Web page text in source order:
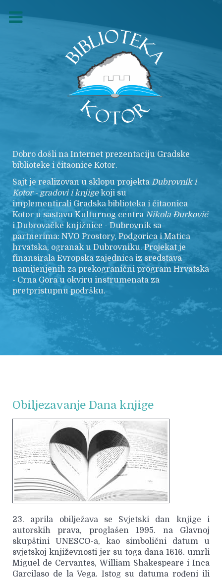
Dobro došli na Internet prezentaciju Gradske
biblioteke i čitaonice Kotor.
Sajt je realizovan u sklopu projekta Dubrovnik i
Kotor - gradovi i knjigekoji su
implementirali Gradska biblioteka i čitaonica
Kotor u sastavu Kulturnog centra Nikola Đurković
i Dubrovačke knjižnice - Dubrovnik sa
partnerima: NVO Prostory, Podgorica i Matica
hrvatska, ogranak u Dubrovniku. Projekat je
finansirala Evropska zajednica iz sredstava
namijenjenih za prekogranični program Hrvatska
- Crna Gora u okviru instrumenata za
pretpristupnu podršku.
Obiljezavanje Dana knjige
23. aprila obilježava se Svjetski dan knjige i
autorskih prava, proglašen 1995. na Glavnoj
skupštini UNESCO-a, kao simbolični datum u
svjetskoj književnosti jer su toga dana 1616. umrli
Miguel de Cervantes, William Shakespeare i Inca
Garcilaso de la Vega. Istog su datuma rođeni ili